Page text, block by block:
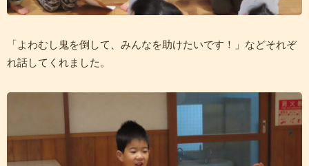
「よわむし鬼を倒して、みんなを助けたいです！」などそれぞ
れ話してくれました。